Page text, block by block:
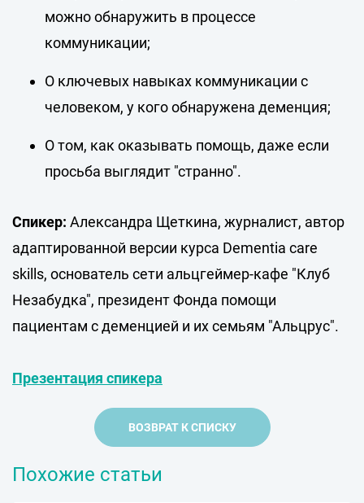
можно обнаружить в процессе
коммуникации;
О ключевых навыках коммуникации с
человеком, у кого обнаружена деменция;
О том, как оказывать помощь, даже если
просьба выглядит "странно".
Спикер: Александра Щеткина, журналист, автор
адаптированной версии курса Dementia care
skills, основатель сети альцгеймер-кафе "Клуб
Незабудка", президент Фонда помощи
пациентам с деменцией и их семьям "Альцрус".
Презентация спикера
ВОЗВРАТ К СПИСКУ
Похожие статьи